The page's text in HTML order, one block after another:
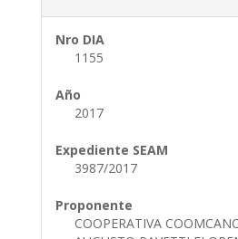
Nro DIA
1155
Año
2017
Expediente SEAM
3987/2017
Proponente
COOPERATIVA